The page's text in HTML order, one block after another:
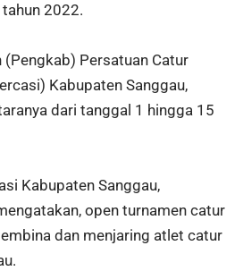
tahun 2022.
(Pengkab) Persatuan Catur
Kabupaten Sanggau,
dari tanggal 1 hingga 15
Kabupaten Sanggau,
open turnamen catur
dan menjaring atlet catur